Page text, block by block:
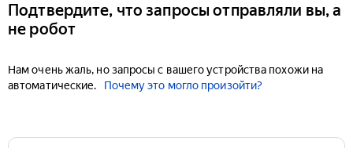
Подтвердите, что запросы отправляли вы, а
не робот
Нам очень жаль, но запросы с вашего устройства похожи на
автоматические.
Почему это могло произойти?